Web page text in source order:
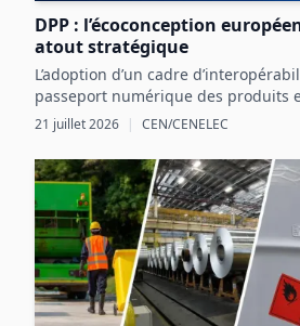
DPP : l’écoconception
atout stratégique
L’adoption d’un cadre
passeport numérique des produits
structurer les données produit et
opportunités réglementaires et
Europe.
21 juillet 2026 | CEN/CENELEC